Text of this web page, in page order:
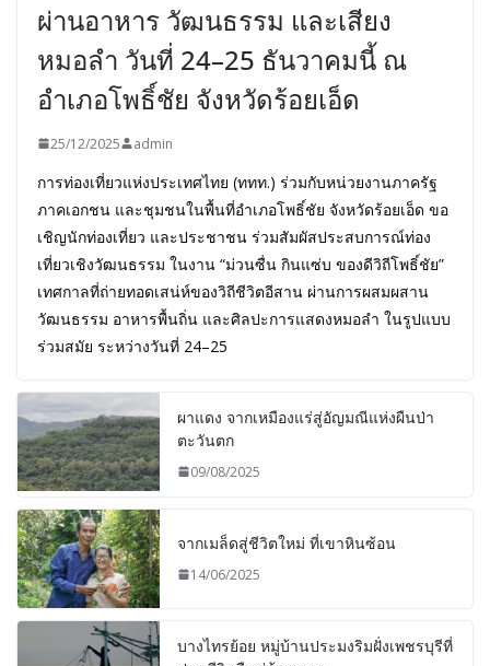
ผ่านอาหาร วัฒนธรรม และเสียง
หมอลำ วันที่ 24–25 ธันวาคมนี้ ณ
อำเภอโพธิ์ชัย จังหวัดร้อยเอ็ด
25/12/2025 admin
การท่องเที่ยวแห่งประเทศไทย (ททท.) ร่วมกับหน่วยงานภาครัฐ
ภาคเอกชน และชุมชนในพื้นที่อำเภอโพธิ์ชัย จังหวัดร้อยเอ็ด ขอ
เชิญนักท่องเที่ยว และประชาชน ร่วมสัมผัสประสบการณ์ท่อง
เที่ยวเชิงวัฒนธรรม ในงาน “ม่วนซื่น กินแซ่บ ของดีวิถีโพธิ์ชัย”
เทศกาลที่ถ่ายทอดเสน่ห์ของวิถีชีวิตอีสาน ผ่านการผสมผสาน
วัฒนธรรม อาหารพื้นถิ่น และศิลปะการแสดงหมอลำ ในรูปแบบ
ร่วมสมัย ระหว่างวันที่ 24–25
ผาแดง จากเหมืองแร่สู่อัญมณีแห่งผืนป่า
ตะวันตก
09/08/2025
จากเมล็ดสู่ชีวิตใหม่ ที่เขาหินซ้อน
14/06/2025
บางไทรย้อย หมู่บ้านประมงริมฝั่งเพชรบุรีที่